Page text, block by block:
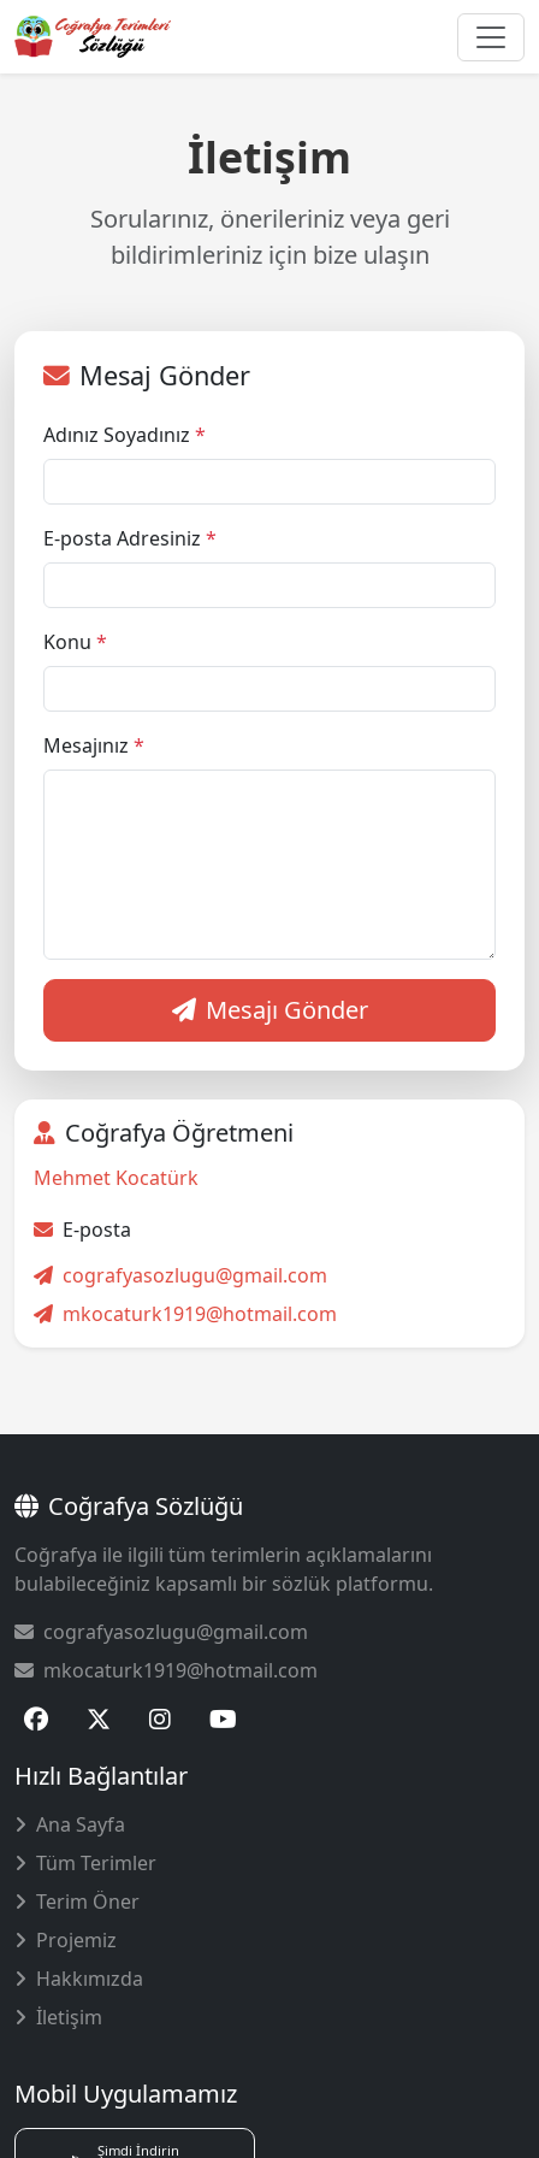
İletişim
Sorularınız, önerileriniz veya geri
bildirimleriniz için bize ulaşın
Mesaj Gönder
Adınız Soyadınız *
E-posta Adresiniz *
Konu *
Mesajınız *
Mesajı Gönder
Coğrafya Öğretmeni
Mehmet Kocatürk
E-posta
cografyasozlugu@gmail.com
mkocaturk1919@hotmail.com
Coğrafya Sözlüğü
Coğrafya ile ilgili tüm terimlerin açıklamalarını
bulabileceğiniz kapsamlı bir sözlük platformu.
cografyasozlugu@gmail.com
mkocaturk1919@hotmail.com
Hızlı Bağlantılar
Ana Sayfa
Tüm Terimler
Terim Öner
Projemiz
Hakkımızda
İletişim
Mobil Uygulamamız
Şimdi İndirin